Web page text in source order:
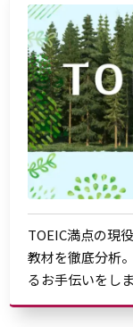
TOEIC満点の現
教材を徹底分析
るお手伝いをしま